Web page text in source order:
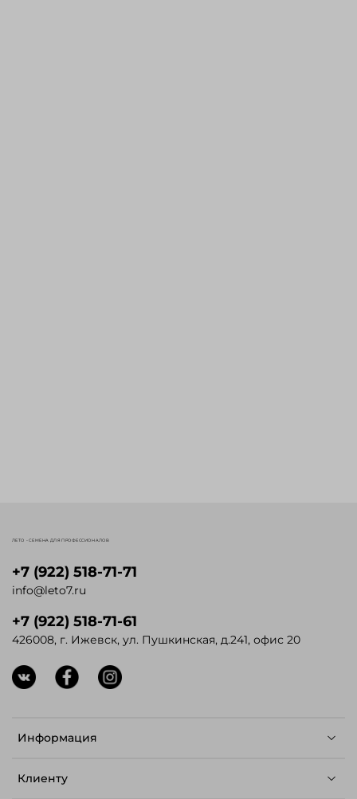
Информация
Клиенту
+7 (922) 518-71-71
info@leto7.ru
+7 (922) 518-71-61
426008, г. Ижевск, ул. Пушкинская, д.241, офис 20
ЛЕТО - СЕМЕНА ДЛЯ ПРОФЕССИОНАЛОВ